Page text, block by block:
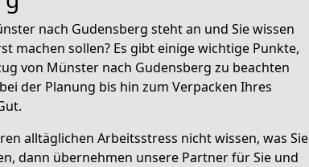
nach Gudensberg steht an und Sie wissen
machen sollen? Es gibt einige wichtige Punkte,
von Münster nach Gudensberg zu beachten
der Planung bis hin zum Verpacken Ihres
alltäglichen Arbeitsstress nicht wissen, was Sie
dann übernehmen unsere Partner für Sie und